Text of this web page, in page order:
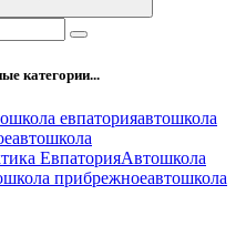
категории...
евпаторияавтошкола
автошкола
ЕвпаторияАвтошкола
прибрежноеавтошкола